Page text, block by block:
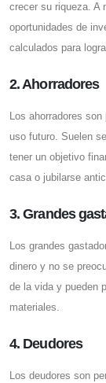
crecer su riqueza. A
oportunidades de
calculados para
2. Ahorradores
Los ahorradores
uso futuro. Suelen
tener un objetivo
casa o jubilarse
3. Grandes
Los grandes
dinero y no se
de la vida y pueden
materiales.
4. Deudores
Los deudores son